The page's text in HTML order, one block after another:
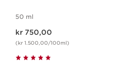
50 ml
kr 750,00
(kr 1.500,00/100ml)